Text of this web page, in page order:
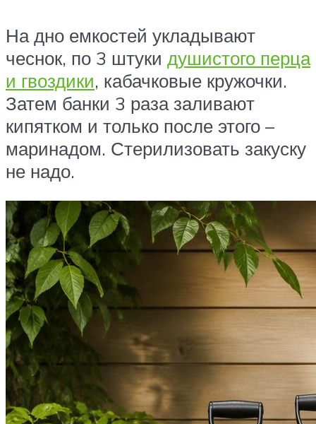
На дно емкостей укладывают
чеснок, по 3 штуки душистого перца
и гвоздики, кабачковые кружочки.
Затем банки 3 раза заливают
кипятком и только после этого –
маринадом. Стерилизовать закуску
не надо.